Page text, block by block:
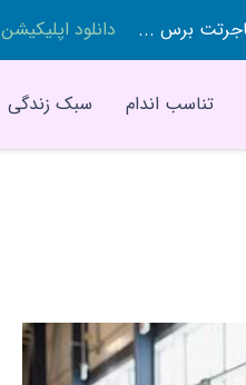
دانلود اپلیکیشن
تناسب اندام سبک زندگی